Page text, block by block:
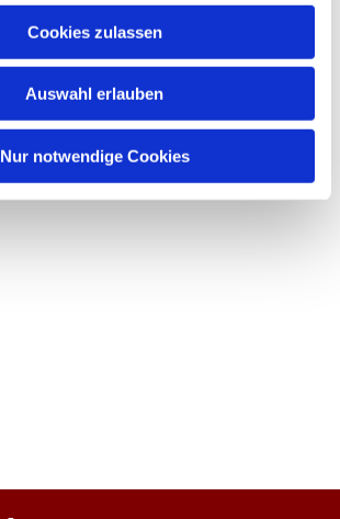
Cookies zulassen
Auswahl erlauben
Nur notwendige Cookies